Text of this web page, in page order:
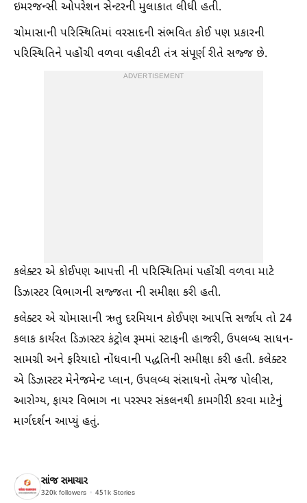
ઇમરજન્સી ઓપરેશન સેન્ટરની મુલાકાત લીધી હતી.
ચોમાસાની પરિસ્થિતિમાં વરસાદની સંભવિત કોઈ પણ પ્રકારની
પરિસ્થિતિને પહોંચી વળવા વહીવટી તંત્ર સંપૂર્ણ રીતે સજ્જ છે.
ADVERTISEMENT
કલેક્ટર એ કોઈપણ આપત્તી ની પરિસ્થિતિમાં પહોંચી વળવા માટે
ડિઝાસ્ટર વિભાગની સજ્જતા ની સમીક્ષા કરી હતી.
કલેક્ટર એ ચોમાસાની ઋતુ દરમિયાન કોઈપણ આપત્તિ સર્જાય તો 24
કલાક કાર્યરત ડિઝાસ્ટર કંટ્રોલ રૂમમાં સ્ટાફની હાજરી, ઉપલબ્ધ સાધન-
સામગ્રી અને ફરિયાદો નોંધવાની પદ્ધતિની સમીક્ષા કરી હતી. કલેક્ટર
એ ડિઝાસ્ટર મેનેજમેન્ટ પ્લાન, ઉપલબ્ધ સંસાધનો તેમજ પોલીસ,
આરોગ્ય, ફાયર વિભાગ ના પરસ્પર સંકલનથી કામગીરી કરવા માટેનું
માર્ગદર્શન આપ્યું હતું.
સાંજ સમાચાર
320k followers 451k Stories